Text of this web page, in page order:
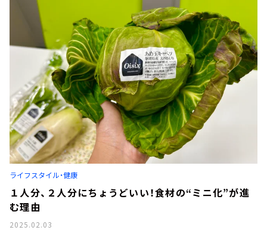
ライフスタイル・健康
１人分、２人分にちょうどいい！食材の“ミニ化”が進
む理由
2025.02.03